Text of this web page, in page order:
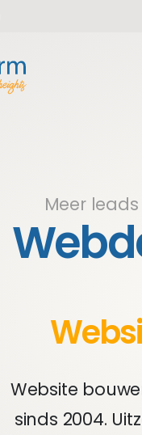
Meer
Website
sinds 2004.